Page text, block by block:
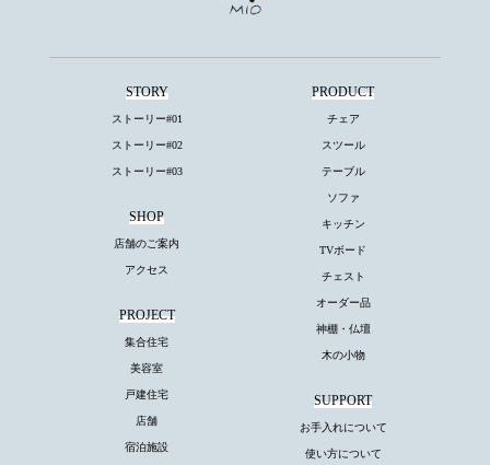
STORY
ストーリー#01
ストーリー#02
ストーリー#03
SHOP
店舗のご案内
アクセス
PRODUCT
チェア
スツール
テーブル
ソファ
キッチン
TVボード
チェスト
オーダー品
神棚・仏壇
木の小物
PROJECT
集合住宅
美容室
戸建住宅
店舗
宿泊施設
SUPPORT
お手入れについて
使い方について